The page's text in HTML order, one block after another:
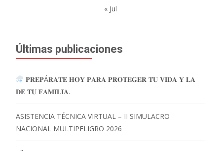
« Jul
Últimas publicaciones
𝐏𝐑𝐄𝐏Á𝐑𝐀𝐓𝐄 𝐇𝐎𝐘 𝐏𝐀𝐑𝐀 𝐏𝐑𝐎𝐓𝐄𝐆𝐄𝐑 𝐓𝐔 𝐕𝐈𝐃𝐀 𝐘 𝐋𝐀
𝐃𝐄 𝐓𝐔 𝐅𝐀𝐌𝐈𝐋𝐈𝐀.
ASISTENCIA TÉCNICA VIRTUAL – II SIMULACRO
NACIONAL MULTIPELIGRO 2026